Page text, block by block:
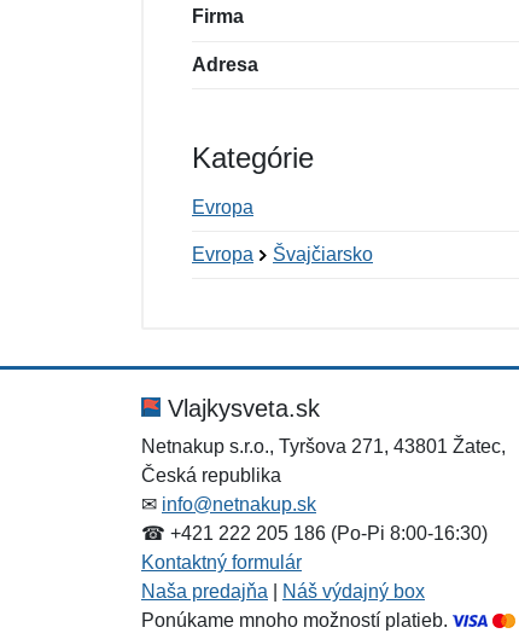
Firma
Adresa
Kategórie
Evropa
Evropa Švajčiarsko
Správa*
Správa*
Vlajkysveta.sk
Netnakup s.r.o., Tyršova 271, 43801 Žatec,
Česká republika
✉ info@netnakup.sk
☎ +421 222 205 186 (Po-Pi 8:00-16:30)
Kontaktný formulár
Naša predajňa
Náš výdajný box
Ponúkame mnoho možností platieb.